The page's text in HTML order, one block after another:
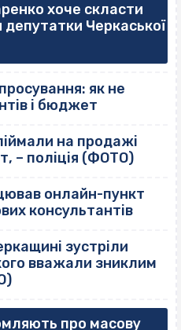
хоче скласти
Черкаської
як не
і бюджет
на продажі
– поліція (ФОТО)
онлайн-пункт
консультантів
зустріли
вважали зниклим
про масову